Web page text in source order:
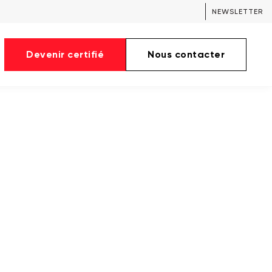
NEWSLETTER
Devenir certifié Nous contacter